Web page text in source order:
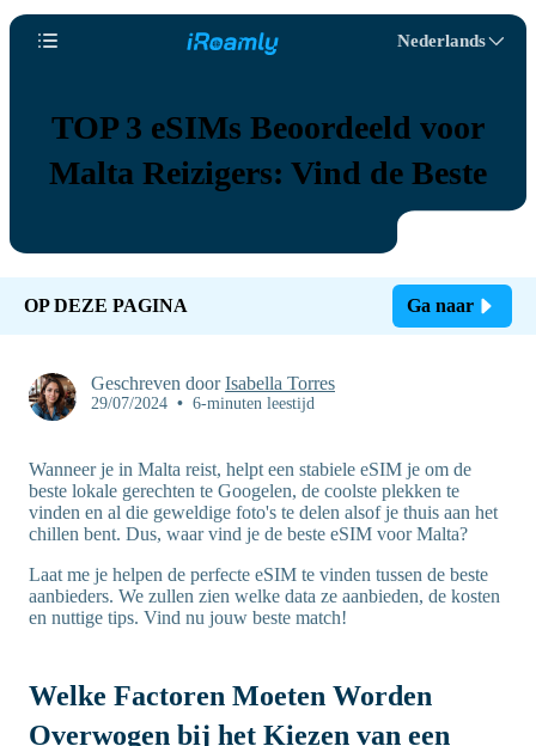
Nederlands
TOP 3 eSIMs Beoordeeld voor
Malta Reizigers: Vind de Beste
OP DEZE PAGINA Ga naar
Geschreven doorIsabella Torres
29/07/2024 • 6-minuten leestijd
Wanneer je in Malta reist, helpt een stabiele eSIM je om de
beste lokale gerechten te Googelen, de coolste plekken te
vinden en al die geweldige foto's te delen alsof je thuis aan het
chillen bent. Dus, waar vind je de beste eSIM voor Malta?
Laat me je helpen de perfecte eSIM te vinden tussen de beste
aanbieders. We zullen zien welke data ze aanbieden, de kosten
en nuttige tips. Vind nu jouw beste match!
Welke Factoren Moeten Worden
Overwogen bij het Kiezen van een